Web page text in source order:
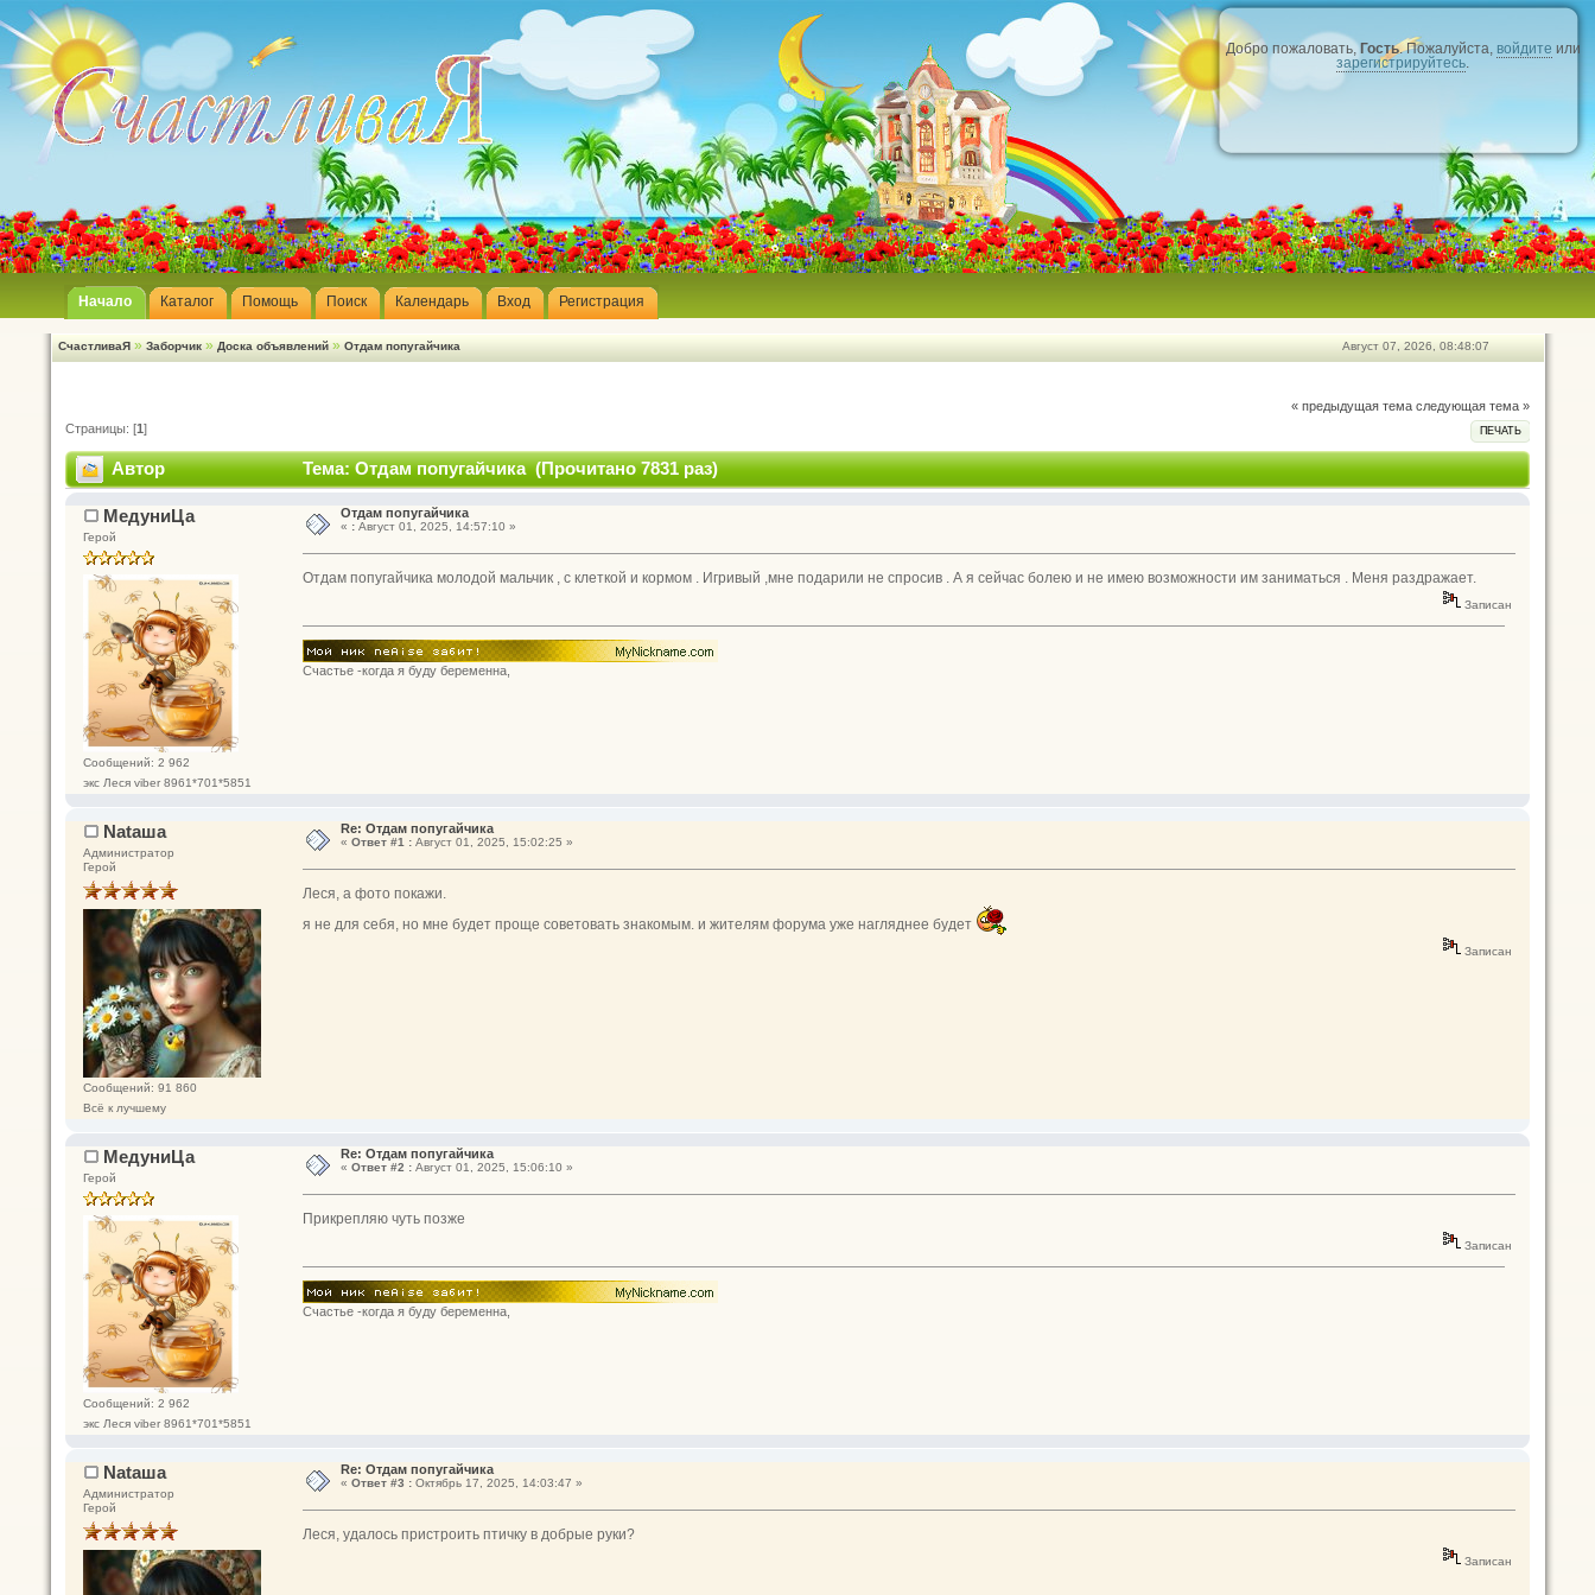
Добро пожаловать,Гость. Пожалуйста, войдите или
зарегистрируйтесь.
Начало Каталог Помощь Поиск Календарь Вход Регистрация
Август 07, 2026, 08:48:07
СчастливаЯ » Заборчик » Доска объявлений » Отдам попугайчика
« предыдущая тема следующая тема »
ПЕЧАТЬ
Страницы: [1]
Автор Тема: Отдам попугайчика (Прочитано 7831 раз)
МедуниЦа
Герой
Сообщений: 2 962
экс Леся viber 8961*701*5851
Отдам попугайчика
« :Август 01, 2025, 14:57:10 »
Отдам попугайчика молодой мальчик , с клеткой и кормом . Игривый ,мне подарили не спросив . А я сейчас болею и не имею возможности им заниматься . Меня раздражает.
Записан
Счастье -когда я буду беременна,
Nataшa
Администратор
Герой
Сообщений: 91 860
Всё к лучшему
Re: Отдам попугайчика
« Ответ #1 :Август 01, 2025, 15:02:25 »
Леся, а фото покажи.
я не для себя, но мне будет проще советовать знакомым. и жителям форума уже нагляднее будет
Записан
МедуниЦа
Герой
Сообщений: 2 962
экс Леся viber 8961*701*5851
Re: Отдам попугайчика
« Ответ #2 :Август 01, 2025, 15:06:10 »
Прикрепляю чуть позже
Записан
Счастье -когда я буду беременна,
Nataшa
Администратор
Герой
Re: Отдам попугайчика
« Ответ #3 :Октябрь 17, 2025, 14:03:47 »
Леся, удалось пристроить птичку в добрые руки?
Записан